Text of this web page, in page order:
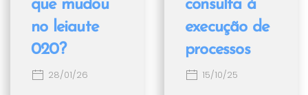
que mudou
no leiaute
020?
28/01/26
consulta à
execução de
processos
15/10/25